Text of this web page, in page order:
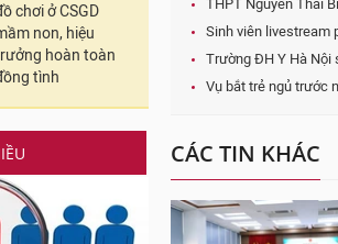
chơi ở CSGD
non, hiệu
hoàn toàn
tình
sách triển khai học
khoa học cơ bản, công